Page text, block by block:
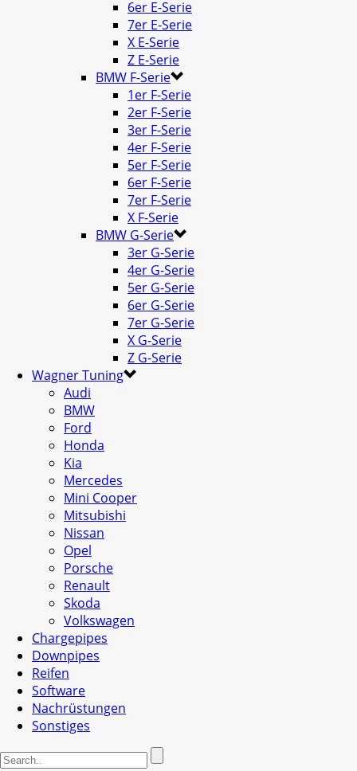
6er E-Serie
7er E-Serie
X E-Serie
Z E-Serie
BMW F-Serie
1er F-Serie
2er F-Serie
3er F-Serie
4er F-Serie
5er F-Serie
6er F-Serie
7er F-Serie
X F-Serie
BMW G-Serie
3er G-Serie
4er G-Serie
5er G-Serie
6er G-Serie
7er G-Serie
X G-Serie
Z G-Serie
Wagner Tuning
Audi
BMW
Ford
Honda
Kia
Mercedes
Mini Cooper
Mitsubishi
Nissan
Opel
Porsche
Renault
Skoda
Volkswagen
Chargepipes
Downpipes
Reifen
Software
Nachrüstungen
Sonstiges